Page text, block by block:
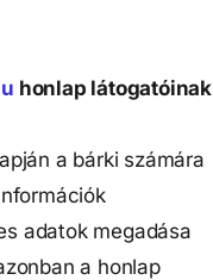
honlap látogatóinak
a bárki számára
adatok megadása
a honlap